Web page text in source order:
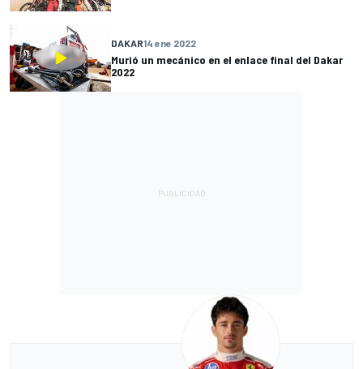
DAKAR14 ene 2022
Murió un mecánico en el enlace final del Dakar
2022